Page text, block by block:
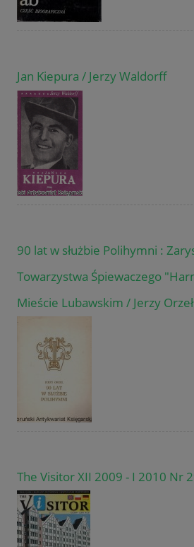
Jan Kiepura / Jerzy Waldorff
90 lat w służbie Polihymni :
Towarzystwa Śpiewaczego
Mieście Lubawskim / Jerzy Orzeł
The Visitor XII 2009 - I 2010 Nr